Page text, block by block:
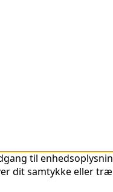
til
dit samtykke eller